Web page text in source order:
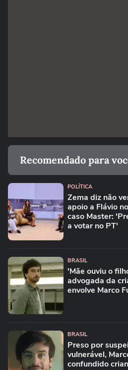
Recomendado para
POLÍTICA
Zema diz não
apoio a Flávio
caso Master:
a votar no PT'
BRASIL
'Mãe ouviu o
advogada da
envolve Marco
BRASIL
Preso por
vulnerável,
confundido